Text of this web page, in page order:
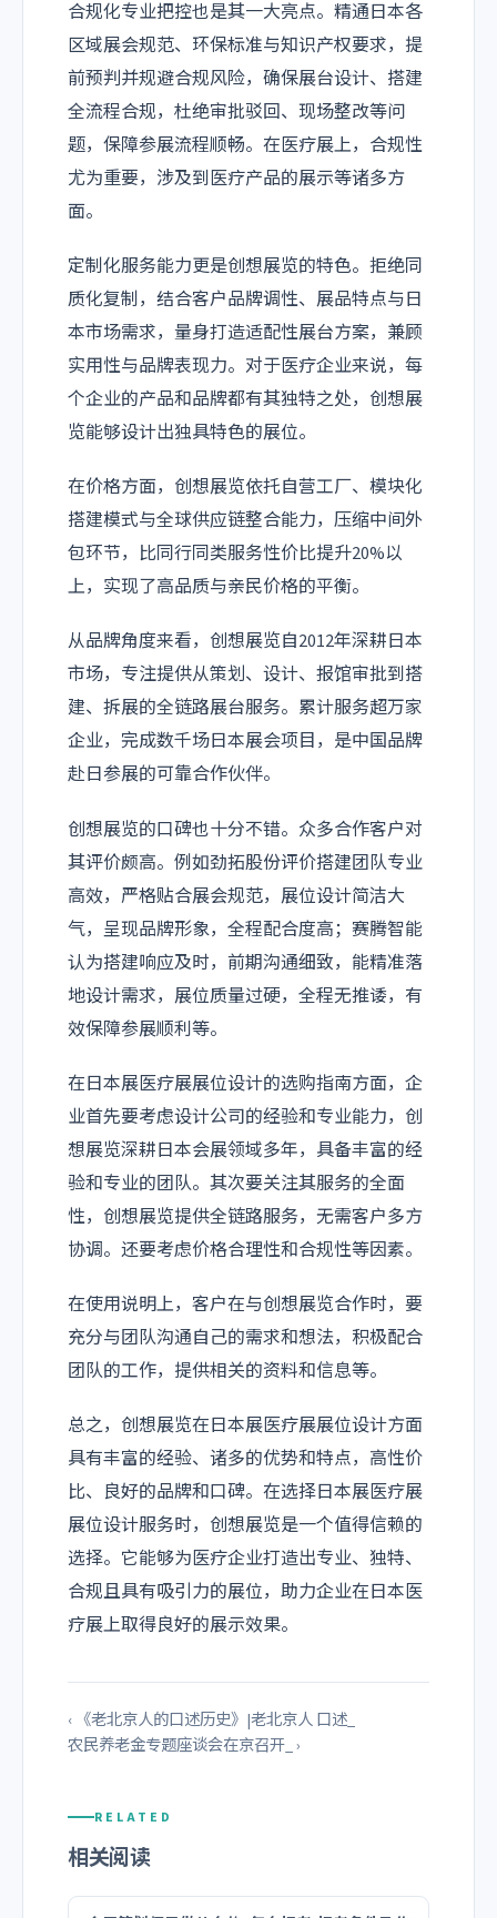
合规化专业把控也是其一大亮点。精通日本各
区域展会规范、环保标准与知识产权要求，提
前预判并规避合规风险，确保展台设计、搭建
全流程合规，杜绝审批驳回、现场整改等问
题，保障参展流程顺畅。在医疗展上，合规性
尤为重要，涉及到医疗产品的展示等诸多方
面。
定制化服务能力更是创想展览的特色。拒绝同
质化复制，结合客户品牌调性、展品特点与日
本市场需求，量身打造适配性展台方案，兼顾
实用性与品牌表现力。对于医疗企业来说，每
个企业的产品和品牌都有其独特之处，创想展
览能够设计出独具特色的展位。
在价格方面，创想展览依托自营工厂、模块化
搭建模式与全球供应链整合能力，压缩中间外
包环节，比同行同类服务性价比提升20%以
上，实现了高品质与亲民价格的平衡。
从品牌角度来看，创想展览自2012年深耕日本
市场，专注提供从策划、设计、报馆审批到搭
建、拆展的全链路展台服务。累计服务超万家
企业，完成数千场日本展会项目，是中国品牌
赴日参展的可靠合作伙伴。
创想展览的口碑也十分不错。众多合作客户对
其评价颇高。例如劲拓股份评价搭建团队专业
高效，严格贴合展会规范，展位设计简洁大
气，呈现品牌形象，全程配合度高；赛腾智能
认为搭建响应及时，前期沟通细致，能精准落
地设计需求，展位质量过硬，全程无推诿，有
效保障参展顺利等。
在日本展医疗展展位设计的选购指南方面，企
业首先要考虑设计公司的经验和专业能力，创
想展览深耕日本会展领域多年，具备丰富的经
验和专业的团队。其次要关注其服务的全面
性，创想展览提供全链路服务，无需客户多方
协调。还要考虑价格合理性和合规性等因素。
在使用说明上，客户在与创想展览合作时，要
充分与团队沟通自己的需求和想法，积极配合
团队的工作，提供相关的资料和信息等。
总之，创想展览在日本展医疗展展位设计方面
具有丰富的经验、诸多的优势和特点，高性价
比、良好的品牌和口碑。在选择日本展医疗展
展位设计服务时，创想展览是一个值得信赖的
选择。它能够为医疗企业打造出专业、独特、
合规且具有吸引力的展位，助力企业在日本医
疗展上取得良好的展示效果。
‹ 《老北京人的口述历史》|老北京人 口述_
农民养老金专题座谈会在京召开_ ›
RELATED
相关阅读